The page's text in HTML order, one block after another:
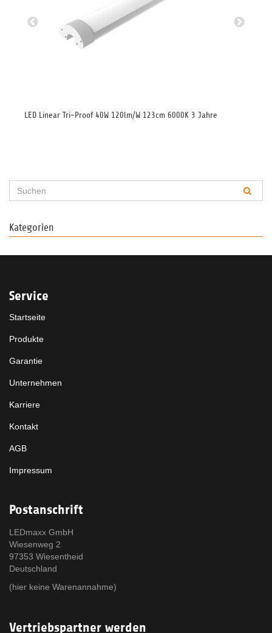
LED Linear Tri-Proof 40W 120lm/W 123cm 6000K 3 Jahre
Kategorien
Service
Startseite
Produkte
Garantie
Unternehmen
Karriere
Kontakt
AGB
Impressum
Postanschrift
LEDmaxx GmbH
Wiesenweg 2
97353 Wiesentheid
Deutschland
(hier keine Warenannahme)
Vertriebspartner werden